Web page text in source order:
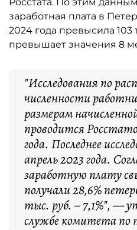
заработная плата в
2024 года превысила 103
превышает значения 8
"Исследования по
численности
размерам
проводится
года. Последнее
апрель 2023 года.
заработную плату
получали 28,6%
тыс. руб. – 7,1%", —
службе комитета по